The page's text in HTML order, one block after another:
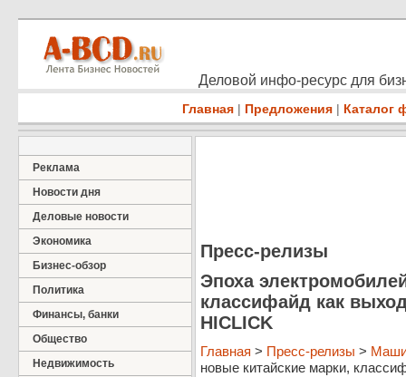
Деловой инфо-ресурс для
Главная | Предложения | Каталог
Реклама
Новости дня
Деловые новости
Экономика
Бизнес-обзор
Политика
Финансы, банки
Общество
Недвижимость
Пресс-релизы
Эпоха
классифайд как
HICLICK
Главная > Пресс-релизы >
новые китайские марки,